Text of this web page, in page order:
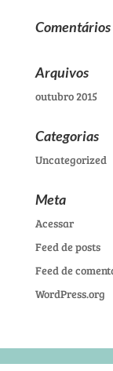
Comentários
Arquivos
outubro 2015
Categorias
Uncategorized
Meta
Acessar
Feed de posts
Feed de
WordPress.org